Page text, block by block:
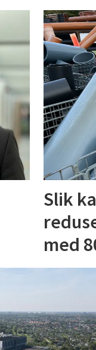
Slik
med